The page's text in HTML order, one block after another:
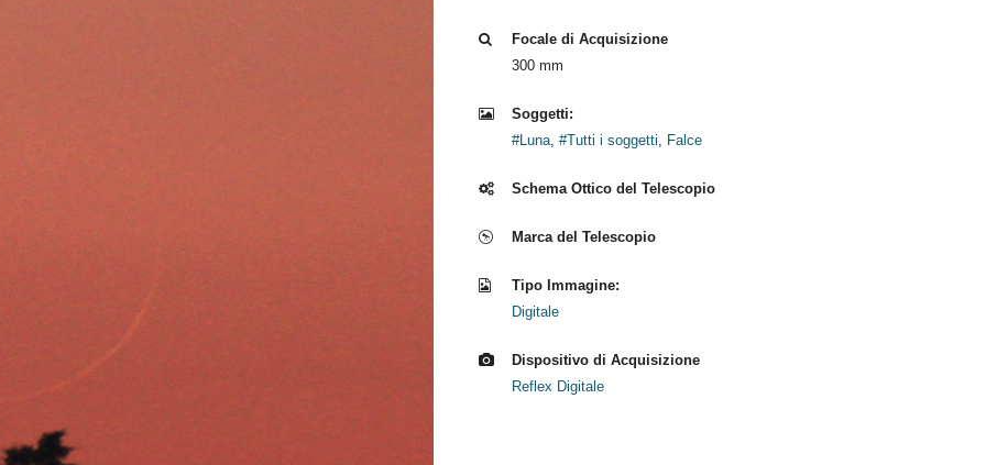
Focale di Acquisizione
300 mm
Soggetti:
#Luna, #Tutti i soggetti, Falce
Schema Ottico del Telescopio
Marca del Telescopio
Tipo Immagine:
Digitale
Dispositivo di Acquisizione
Reflex Digitale